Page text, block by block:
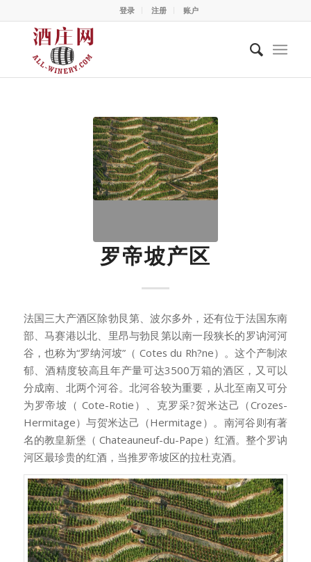
登录 注册 账户
罗帝坡产区
法国三大产酒区除勃艮第、波尔多外，还有位于法国东南
部、马赛港以北、里昂与勃艮第以南一段狭长的罗讷河河
谷，也称为“罗纳河坡”（ Cotes du Rh?ne）。这个产制浓
郁、酒精度较高且年产量可达3500万箱的酒区，又可以
分成南、北两个河谷。北河谷较为重要，从北至南又可分
为罗帝坡（ Cote-Rotie）、克罗采?贺米达己（Crozes-
Hermitage）与贺米达己（Hermitage）。南河谷则有著
名的教皇新堡（ Chateauneuf-du-Pape）红酒。整个罗讷
河区最珍贵的红酒，当推罗帝坡区的拉杜克酒。